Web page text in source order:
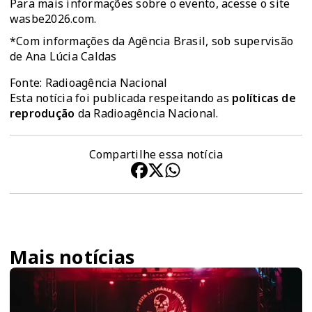
Para mais informações sobre o evento, acesse o site
wasbe2026.com.
*Com informações da Agência Brasil, sob supervisão
de Ana Lúcia Caldas
Fonte: Radioagência Nacional
Esta notícia foi publicada respeitando as políticas de
reprodução da Radioagência Nacional.
Compartilhe essa notícia
Mais notícias